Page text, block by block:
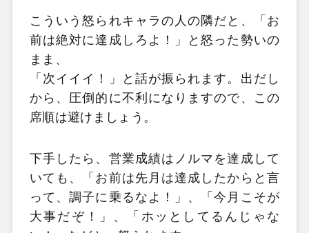
こういう怒られキャラの人の隣だと、「お
前は絶対に達成しろよ！」と怒った勢いの
まま、
「次イイイ！」と話が振られます。出だし
から、圧倒的に不利になりますので、この
席順は避けましょう。
下手したら、営業成績はノルマを達成して
いても、「お前は先月は達成したからと言
って、調子に乗るなよ！」、「今月こそが
大事だぞ！」、「ホッとしてるんじゃな